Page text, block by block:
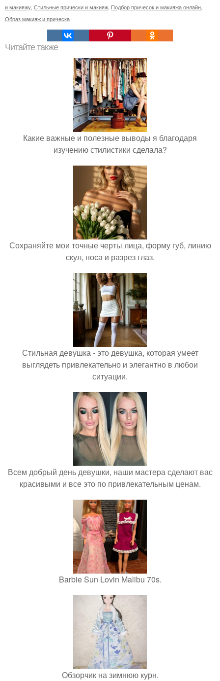
и макияжу Стильные прически и макияж Подбор причесок и макияжа онлайн
Образ макияж и прическа
Читайте также
Какие важные и полезные выводы я благодаря
изучению стилистики сделала?
Сохраняйте мои точные черты лица, форму губ, линию
скул, носа и разрез глаз.
Стильная девушка - это девушка, которая умеет
выглядеть привлекательно и элегантно в любои
ситуации.
Всем добрый день девушки, наши мастера сделают вас
красивыми и все это по привлекательным ценам.
Barbie Sun Lovin Malibu 70s.
Обзорчик на зимнюю курн.